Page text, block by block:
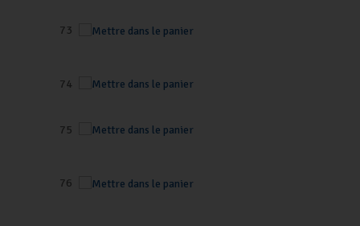
73
74
75
76